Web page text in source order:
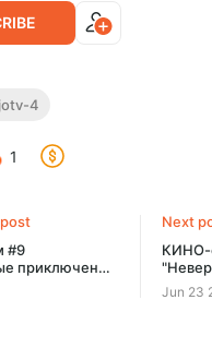
#10
Типичный
4
1
#9
приключения
3] ФИНАЛ -
[TV-4] -
Next
КИНО-
Джо
17
Jun 23